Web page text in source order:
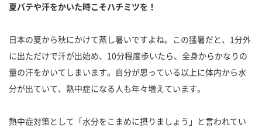
夏バテや汗をかいた時こそハチミツを！
日本の夏から秋にかけて蒸し暑いですよね。この猛暑だと、1分外
に出ただけで汗が出始め、10分程度歩いたら、全身からかなりの
量の汗をかいてしまいます。自分が思っている以上に体内から水
分が出ていて、熱中症になる人も年々増えています。
熱中症対策として「水分をこまめに摂りましょう」と言われてい